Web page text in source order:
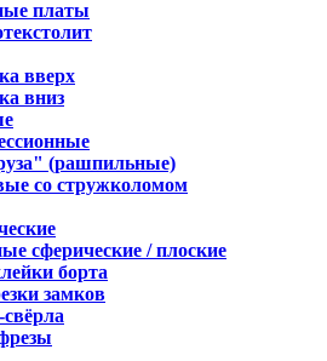
платы
вверх
вниз
(рашпильные)
со стружколомом
сферические / плоские
борта
замков